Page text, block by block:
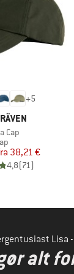
+5
Cap
Pris
Nedsat pris
38,21 €
4,8(71)
Lisa
alt